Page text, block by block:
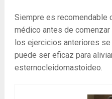
Siempre es recomendable
médico antes de
los ejercicios anteriores
puede ser eficaz para
esternocleidomastoideo.